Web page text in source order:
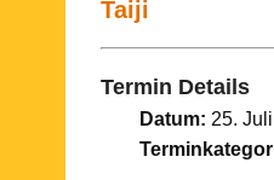
Taiji
Termin Details
Datum: 25.